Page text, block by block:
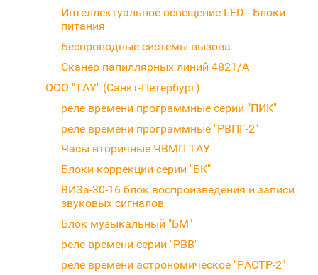
Интеллектуальное освещение LED - Блоки
питания
Беспроводные системы вызова
Сканер папиллярных линий 4821/A
ООО "ТАУ" (Санкт-Петербург)
реле времени программные серии "ПИК"
реле времени программные "РВПГ-2"
Часы вторичные ЧВМП ТАУ
Блоки коррекции серии "БК"
ВИЗа-30-16 блок воспроизведения и записи
звуковых сигналов
Блок музыкальный "БМ"
реле времени серии "РВВ"
реле времени астрономическое "РАСТР-2"